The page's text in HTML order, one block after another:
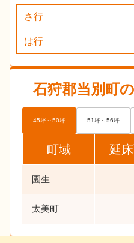
さ行
は行
石狩郡当別町
45坪～50坪 51坪～56坪
町域 延
園生
太美町